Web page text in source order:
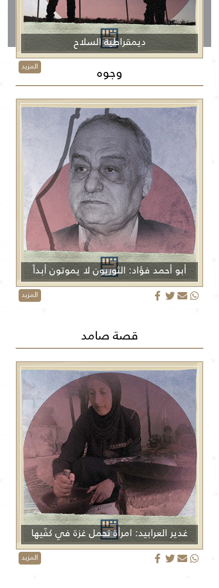
ديمقراطية السلاح
المزيد وجوه
أبو أحمد فؤاد: الثوريون لا يموتون أبداً
المزيد
قصة صامد
غدير العرابيد: امرأة تحمل غزة في كفّيها
المزيد